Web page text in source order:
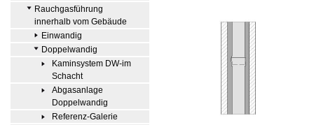
Rauchgasführung
innerhalb vom Gebäude
Einwandig
Doppelwandig
Kaminsystem DW-im
Schacht
Abgasanlage
Doppelwandig
Referenz-Galerie